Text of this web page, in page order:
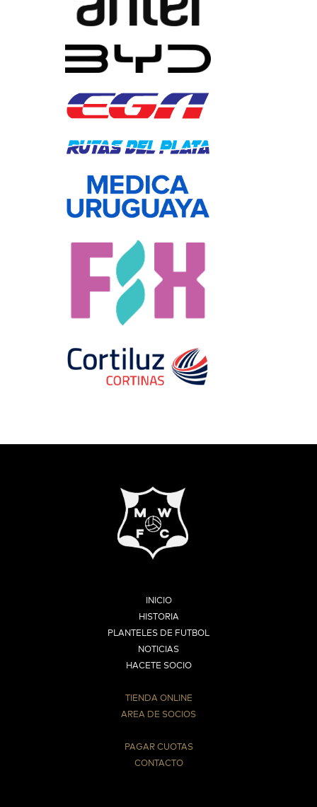
INICIO
HISTORIA
PLANTELES DE FUTBOL
NOTICIAS
HACETE SOCIO
TIENDA ONLINE
AREA DE SOCIOS
PAGAR CUOTAS
CONTACTO